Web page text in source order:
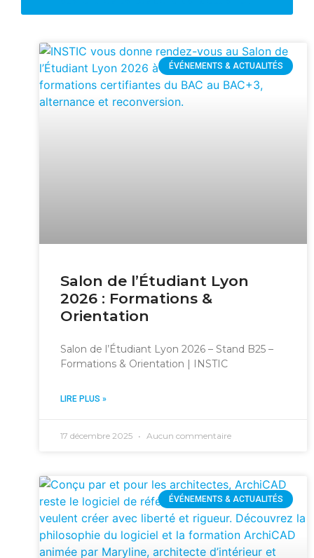
ÉVÉNEMENTS & ACTUALITÉS
Salon de l’Étudiant Lyon
2026 : Formations &
Orientation
Salon de l’Étudiant Lyon 2026 – Stand B25 –
Formations & Orientation | INSTIC
LIRE PLUS »
17 décembre 2025 Aucun commentaire
ÉVÉNEMENTS & ACTUALITÉS